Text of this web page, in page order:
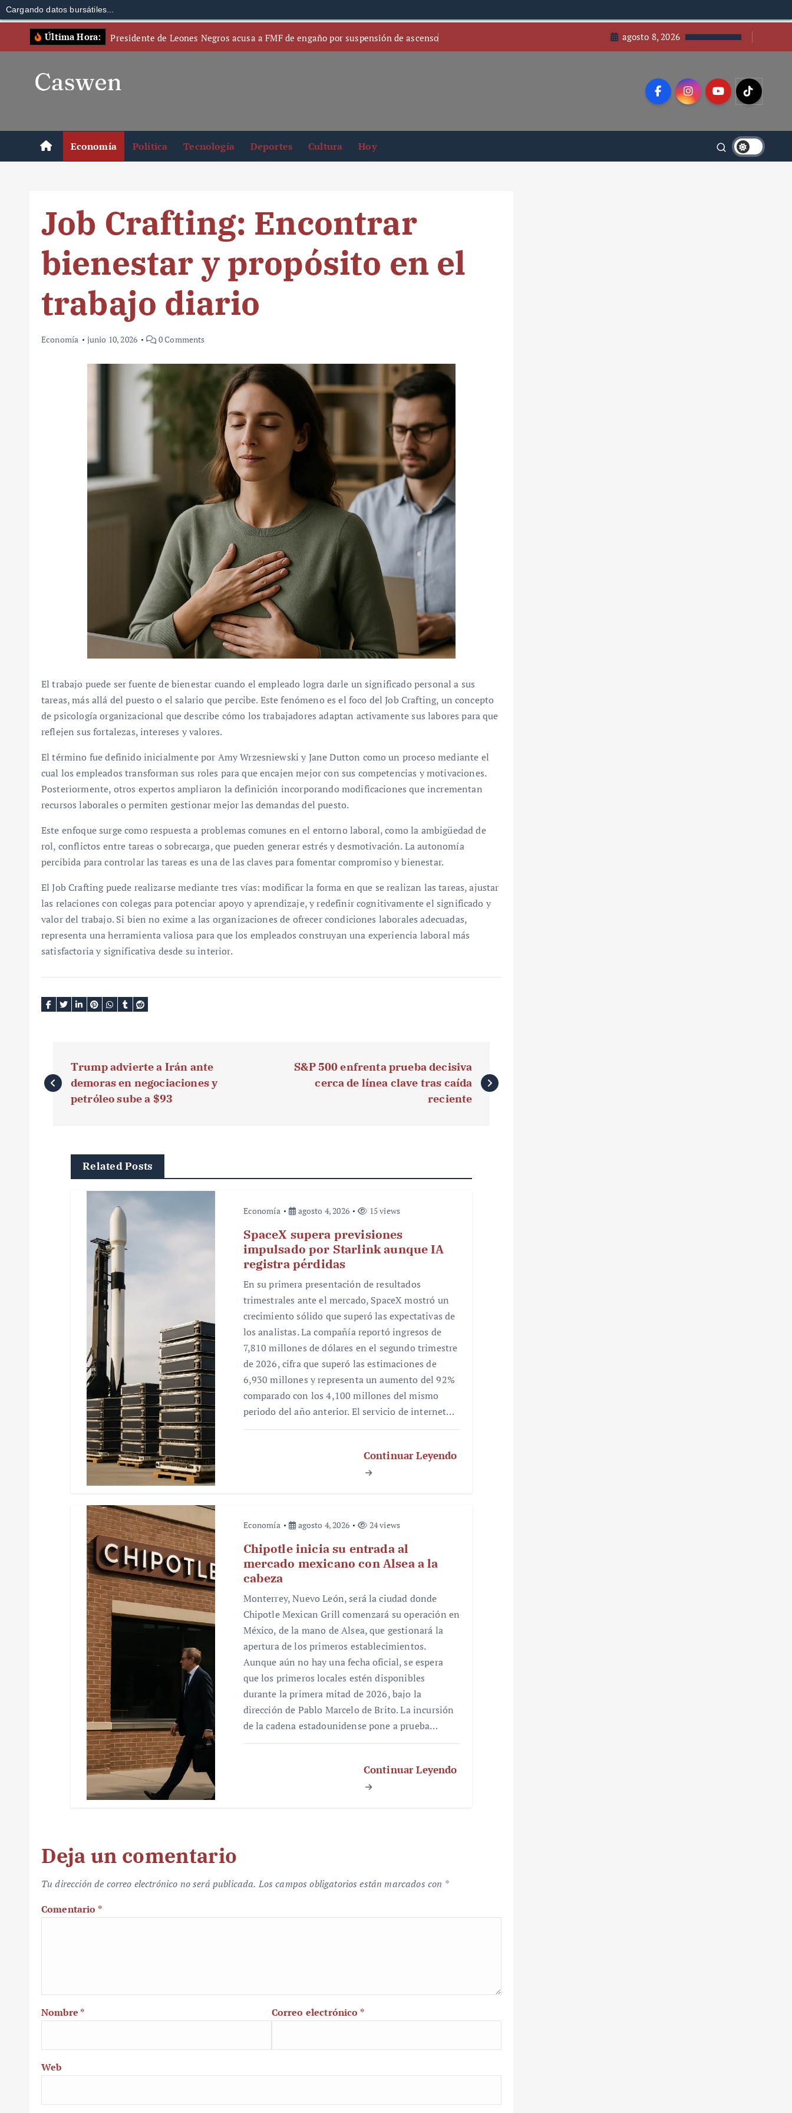
Cargando datos bursátiles...
Última Hora: Presidente de Leones Negros acusa a FMF de engaño por suspensión de ascenso agosto 8, 2026
Economía Política Tecnología Deportes Cultura Hoy
Job Crafting: Encontrar
bienestar y propósito en el
trabajo diario
Economía junio 10, 2026 0 Comments
El trabajo puede ser fuente de bienestar cuando el empleado logra darle un significado personal a sus
tareas, más allá del puesto o el salario que percibe. Este fenómeno es el foco del Job Crafting, un concepto
de psicología organizacional que describe cómo los trabajadores adaptan activamente sus labores para que
reflejen sus fortalezas, intereses y valores.
El término fue definido inicialmente por Amy Wrzesniewski y Jane Dutton como un proceso mediante el
cual los empleados transforman sus roles para que encajen mejor con sus competencias y motivaciones.
Posteriormente, otros expertos ampliaron la definición incorporando modificaciones que incrementan
recursos laborales o permiten gestionar mejor las demandas del puesto.
Este enfoque surge como respuesta a problemas comunes en el entorno laboral, como la ambigüedad de
rol, conflictos entre tareas o sobrecarga, que pueden generar estrés y desmotivación. La autonomía
percibida para controlar las tareas es una de las claves para fomentar compromiso y bienestar.
El Job Crafting puede realizarse mediante tres vías: modificar la forma en que se realizan las tareas, ajustar
las relaciones con colegas para potenciar apoyo y aprendizaje, y redefinir cognitivamente el significado y
valor del trabajo. Si bien no exime a las organizaciones de ofrecer condiciones laborales adecuadas,
representa una herramienta valiosa para que los empleados construyan una experiencia laboral más
satisfactoria y significativa desde su interior.
a
Trump advierte a Irán ante
demoras en negociaciones y
petróleo sube a $93
S&P 500 enfrenta prueba decisiva
cerca de línea clave tras caída
reciente
Related Posts
Economía agosto 4, 2026 15 views
SpaceX supera previsiones
impulsado por Starlink aunque IA
registra pérdidas
En su primera presentación de resultados
trimestrales ante el mercado, SpaceX mostró un
crecimiento sólido que superó las expectativas de
los analistas. La compañía reportó ingresos de
7,810 millones de dólares en el segundo trimestre
de 2026, cifra que superó las estimaciones de
6,930 millones y representa un aumento del 92%
comparado con los 4,100 millones del mismo
periodo del año anterior. El servicio de internet…
Continuar Leyendo
Economía agosto 4, 2026 24 views
Chipotle inicia su entrada al
mercado mexicano con Alsea a la
cabeza
Monterrey, Nuevo León, será la ciudad donde
Chipotle Mexican Grill comenzará su operación en
México, de la mano de Alsea, que gestionará la
apertura de los primeros establecimientos.
Aunque aún no hay una fecha oficial, se espera
que los primeros locales estén disponibles
durante la primera mitad de 2026, bajo la
dirección de Pablo Marcelo de Brito. La incursión
de la cadena estadounidense pone a prueba…
Continuar Leyendo
Deja un comentario
Tu dirección de correo electrónico no será publicada. Los campos obligatorios están marcados con *
Comentario *
Nombre * Correo electrónico *
Web